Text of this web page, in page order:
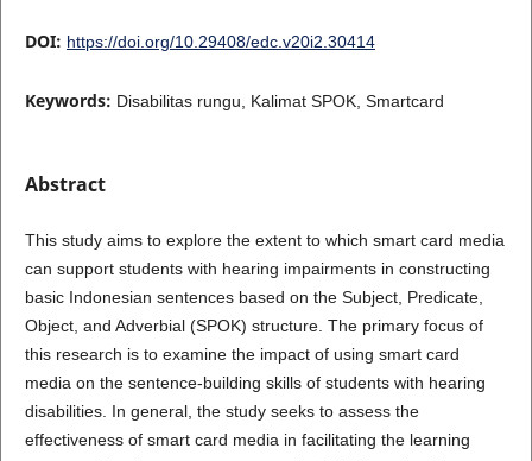
DOI: https://doi.org/10.29408/edc.v20i2.30414
Keywords: Disabilitas rungu, Kalimat SPOK, Smartcard
Abstract
This study aims to explore the extent to which smart card media
can support students with hearing impairments in constructing
basic Indonesian sentences based on the Subject, Predicate,
Object, and Adverbial (SPOK) structure. The primary focus of
this research is to examine the impact of using smart card
media on the sentence-building skills of students with hearing
disabilities. In general, the study seeks to assess the
effectiveness of smart card media in facilitating the learning